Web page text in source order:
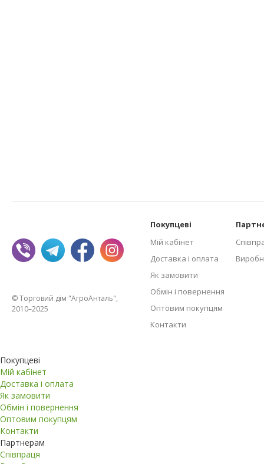
© Торговий дім "АгроАнталь",
2010–2025
Покупцеві
Мій кабінет
Доставка і оплата
Як замовити
Обмін і повернення
Оптовим покупцям
Контакти
Покупцеві
Мій кабінет
Доставка і оплата
Як замовити
Обмін і повернення
Оптовим покупцям
Контакти
Партнерам
Співпраця